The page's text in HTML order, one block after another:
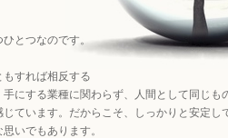
とつなのです。
すれば相反する
にする業種に関わらず、人間として同じも
ています。だからこそ、しっかりと安定し
いでもあります。